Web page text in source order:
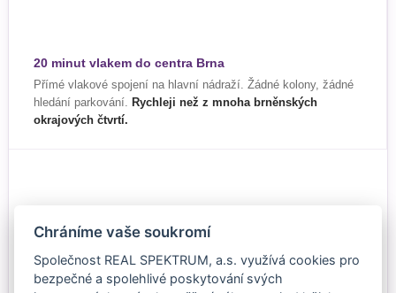
20 minut vlakem do centra Brna
Přímé vlakové spojení na hlavní nádraží. Žádné kolony, žádné
hledání parkování. Rychleji než z mnoha brněnských
okrajových čtvrtí.
Za cenu malého bytu v Brně získáte v Tišnově
byt v prémiovém standardu. Cenový rozdíl za těch 20 minut
ve vlaku rozhodně stojí.
Chráníme vaše soukromí
Společnost REAL SPEKTRUM, a.s. využívá cookies pro
bezpečné a spolehlivé poskytování svých